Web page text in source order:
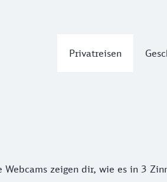
Privatreisen
zeigen dir, wie es in 3